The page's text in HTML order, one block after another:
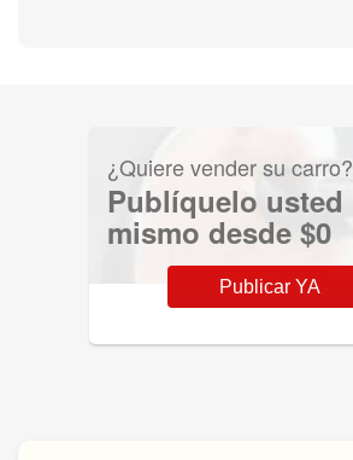
¿Quiere vender su carro?
Publíquelo usted
mismo desde $0
Publicar YA